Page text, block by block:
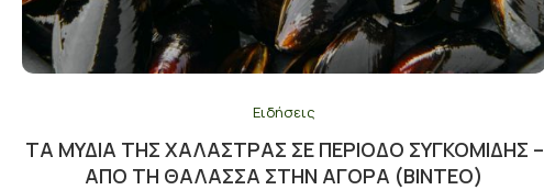
Ειδήσεις
ΤΑ ΜΎΔΙΑ ΤΗΣ ΧΑΛΆΣΤΡΑΣ ΣΕ ΠΕΡΊΟΔΟ ΣΥΓΚΟΜΙΔΉΣ –
ΑΠΌ ΤΗ ΘΆΛΑΣΣΑ ΣΤΗΝ ΑΓΟΡΆ (ΒΙΝΤΕΟ)